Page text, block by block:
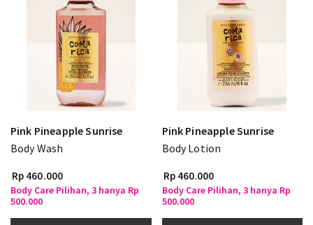
Pink Pineapple Sunrise
Body Wash
Rp 460.000
Body Care Pilihan, 3 hanya Rp
500.000
Pink Pineapple Sunrise
Body Lotion
Rp 460.000
Body Care Pilihan, 3 hanya Rp
500.000